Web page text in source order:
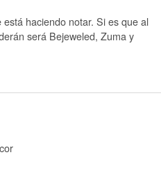
haciendo notar. Si es que al
será Bejeweled, Zuma y